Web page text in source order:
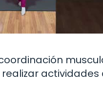
actividades